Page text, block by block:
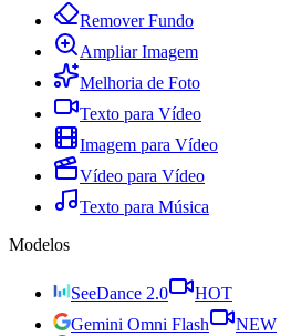
Remover Fundo
Ampliar Imagem
Melhoria de Foto
Texto para Vídeo
Imagem para Vídeo
Vídeo para Vídeo
Texto para Música
Modelos
SeeDance 2.0
HOT
Gemini Omni Flash
NEW